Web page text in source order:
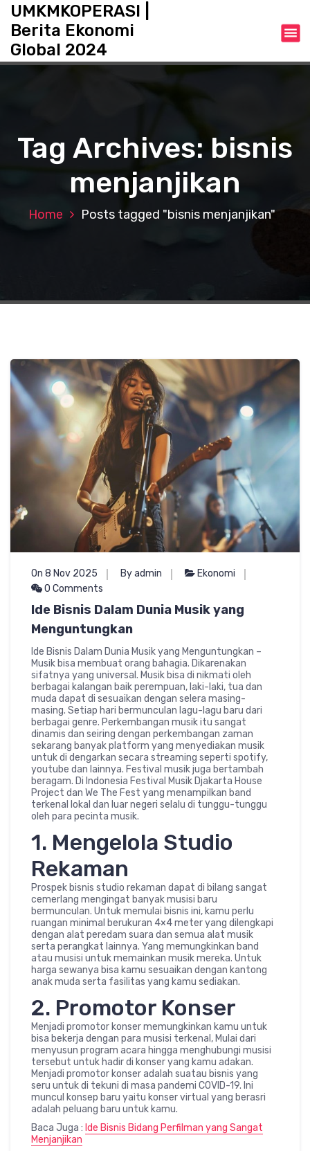
t
UMKMKOPERASI |
Berita Ekonomi
Global 2024
Tag Archives: bisnis
menjanjikan
Home Posts tagged "bisnis menjanjikan"
On 8 Nov 2025 By admin
Ekonomi
0 Comments
Ide Bisnis Dalam Dunia Musik yang
Menguntungkan
Ide Bisnis Dalam Dunia Musik yang Menguntungkan –
Musik bisa membuat orang bahagia. Dikarenakan
sifatnya yang universal. Musik bisa di nikmati oleh
berbagai kalangan baik perempuan, laki-laki, tua dan
muda dapat di sesuaikan dengan selera masing-
masing. Setiap hari bermunculan lagu-lagu baru dari
berbagai genre. Perkembangan musik itu sangat
dinamis dan seiring dengan perkembangan zaman
sekarang banyak platform yang menyediakan musik
untuk di dengarkan secara streaming seperti spotify,
youtube dan lainnya. Festival musik juga bertambah
beragam. Di Indonesia Festival Musik Djakarta House
Project dan We The Fest yang menampilkan band
terkenal lokal dan luar negeri selalu di tunggu-tunggu
oleh para pecinta musik.
1. Mengelola Studio
Rekaman
Prospek bisnis studio rekaman dapat di bilang sangat
cemerlang mengingat banyak musisi baru
bermunculan. Untuk memulai bisnis ini, kamu perlu
ruangan minimal berukuran 4×4 meter yang dilengkapi
dengan alat peredam suara dan semua alat musik
serta perangkat lainnya. Yang memungkinkan band
atau musisi untuk memainkan musik mereka. Untuk
harga sewanya bisa kamu sesuaikan dengan kantong
anak muda serta fasilitas yang kamu sediakan.
2. Promotor Konser
Menjadi promotor konser memungkinkan kamu untuk
bisa bekerja dengan para musisi terkenal, Mulai dari
menyusun program acara hingga menghubungi musisi
tersebut untuk hadir di konser yang kamu adakan.
Menjadi promotor konser adalah suatau bisnis yang
seru untuk di tekuni di masa pandemi COVID-19. Ini
muncul konsep baru yaitu konser virtual yang berasri
adalah peluang baru untuk kamu.
Baca Juga : Ide Bisnis Bidang Perfilman yang Sangat
Menjanjikan